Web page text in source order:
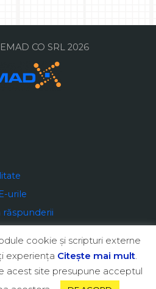
CO SRL 2026
urile
răspunderii
cookie şi scripturi externe
experienţa Citeşte mai mult.
acest site presupune acceptul